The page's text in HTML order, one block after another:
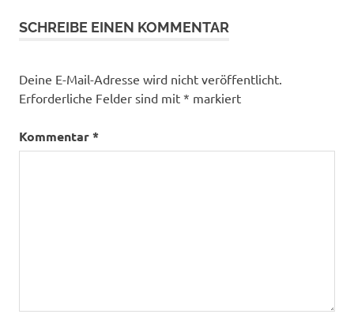
SCHREIBE EINEN KOMMENTAR
Deine E-Mail-Adresse wird nicht veröffentlicht.
Erforderliche Felder sind mit * markiert
Kommentar*